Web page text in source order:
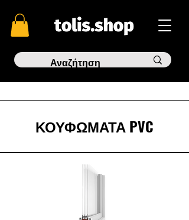
ΚΟΥΦΩΜΑΤΑ PVC